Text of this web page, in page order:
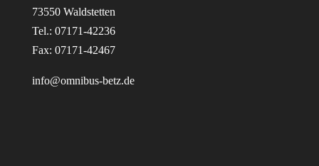
73550 Waldstetten
Tel.: 07171-42236
Fax: 07171-42467
info@omnibus-betz.de